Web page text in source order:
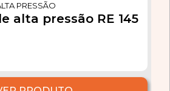
PRESSÃO
alta pressão RE 145